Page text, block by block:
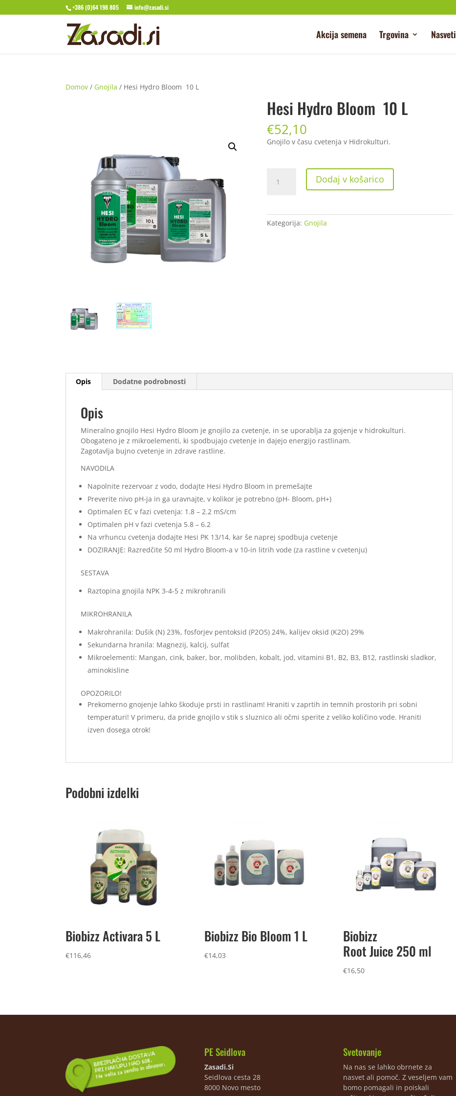
+386 (0)64 198 805 info@zasadi.si
Akcija semena Trgovina Nasveti
Domov / Gnojila / Hesi Hydro Bloom 10 L
Hesi Hydro Bloom 10 L
€52,10
Gnojilo v času cvetenja v Hidrokulturi.
Hydro
količina
Dodaj v košarico
Kategorija: Gnojila
Opis Dodatne podrobnosti
Opis
Mineralno gnojilo Hesi Hydro Bloom je gnojilo za cvetenje, in se uporablja za gojenje v hidrokulturi.
Obogateno je z mikroelementi, ki spodbujajo cvetenje in dajejo energijo rastlinam.
Zagotavlja bujno cvetenje in zdrave rastline.
NAVODILA
Napolnite rezervoar z vodo, dodajte Hesi Hydro Bloom in premešajte
Preverite nivo pH-ja in ga uravnajte, v kolikor je potrebno (pH- Bloom, pH+)
Optimalen EC v fazi cvetenja: 1.8 – 2.2 mS/cm
Optimalen pH v fazi cvetenja 5.8 – 6.2
Na vrhuncu cvetenja dodajte Hesi PK 13/14, kar še naprej spodbuja cvetenje
DOZIRANJE: Razredčite 50 ml Hydro Bloom-a v 10-in litrih vode (za rastline v cvetenju)
SESTAVA
Raztopina gnojila NPK 3-4-5 z mikrohranili
MIKROHRANILA
Makrohranila: Dušik (N) 23%, fosforjev pentoksid (P2O5) 24%, kalijev oksid (K2O) 29%
Sekundarna hranila: Magnezij, kalcij, sulfat
Mikroelementi: Mangan, cink, baker, bor, molibden, kobalt, jod, vitamini B1, B2, B3, B12, rastlinski sladkor,
aminokisline
OPOZORILO!
Prekomerno gnojenje lahko škoduje prsti in rastlinam! Hraniti v zaprtih in temnih prostorih pri sobni
temperaturi! V primeru, da pride gnojilo v stik s sluznico ali očmi sperite z veliko količino vode. Hraniti
izven dosega otrok!
Podobni izdelki
Biobizz Activara 5 L
€116,46
Biobizz Bio Bloom 1 L
€14,03
Biobizz
Root Juice 250 ml
€16,50
PE Seidlova
Zasadi.Si
Seidlova cesta 28
8000 Novo mesto
Svetovanje
Na nas se lahko obrnete za
nasvet ali pomoč. Z veseljem vam
bomo pomagali in poiskali